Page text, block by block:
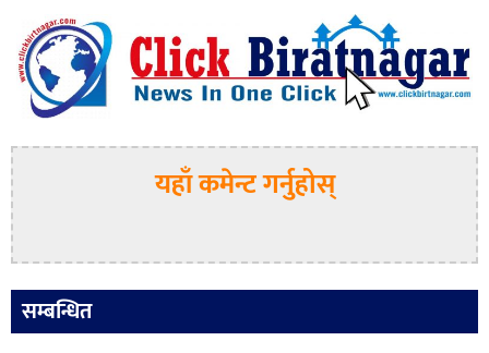
यहाँ कमेन्ट गर्नुहोस्
सम्बन्धित